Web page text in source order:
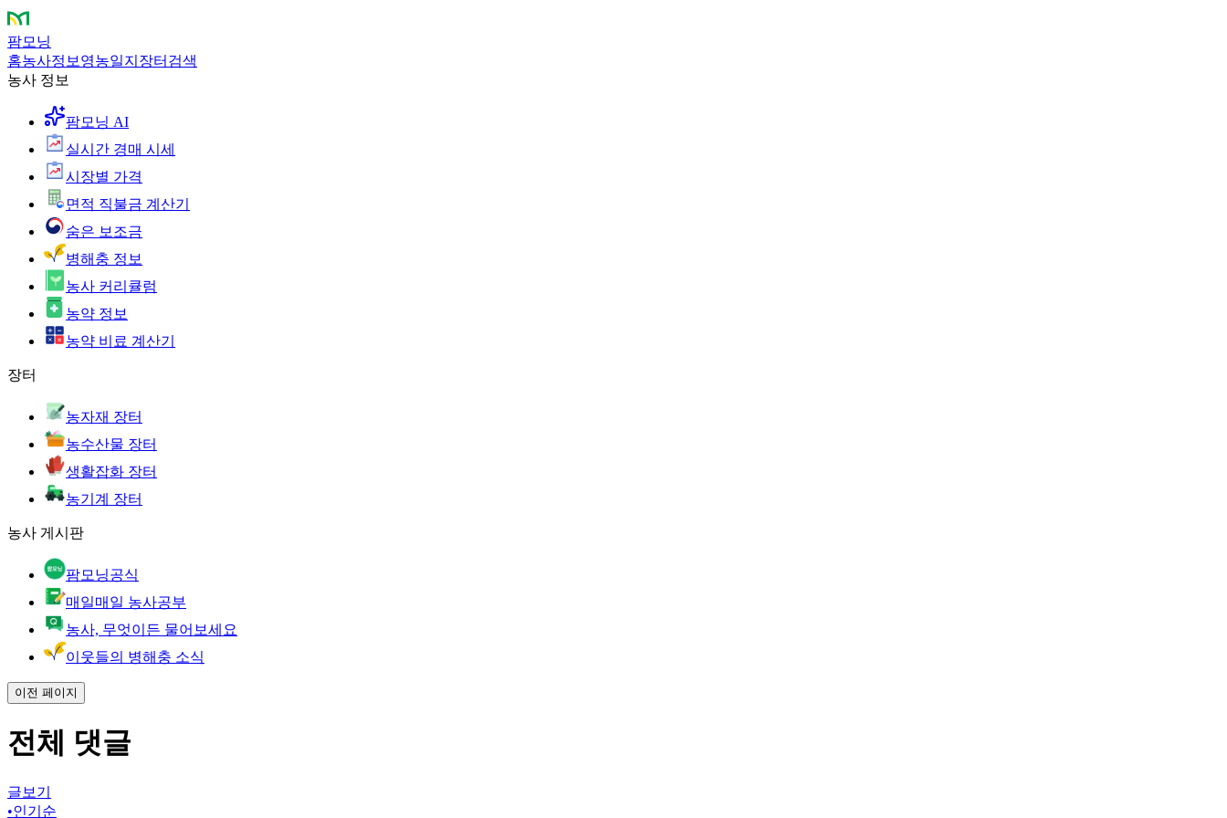
팜모닝
홈농사정보 영농일지 장터 검색
농사 정보
팜모닝 AI
실시간 경매 시세
시장별 가격
면적 직불금 계산기
숨은 보조금
병해충 정보
농사 커리큘럼
농약 정보
농약 비료 계산기
장터
농자재 장터
농수산물 장터
생활잡화 장터
농기계 장터
농사 게시판
팜모닝공식
매일매일 농사공부
농사, 무엇이든 물어보세요
이웃들의 병해충 소식
이전 페이지
전체 댓글
글보기
•인기순